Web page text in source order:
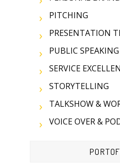
PITCHING
PRESENTATION
PUBLIC SPEAKING
SERVICE
STORYTELLING
TALKSHOW &
VOICE OVER &